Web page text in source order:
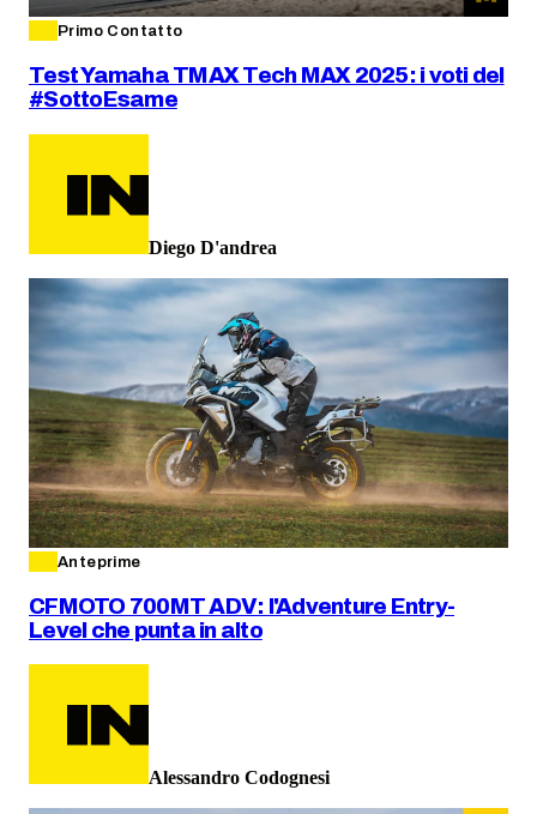
Primo Contatto
Test Yamaha TMAX Tech MAX 2025: i voti del
#SottoEsame
Diego D'andrea
Anteprime
CFMOTO 700MT ADV: l'Adventure Entry-
Level che punta in alto
Alessandro Codognesi